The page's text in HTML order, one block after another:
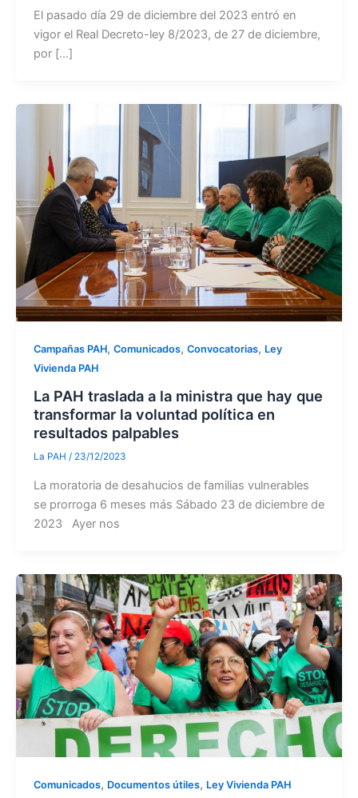
El pasado día 29 de diciembre del 2023 entró en
vigor el Real Decreto-ley 8/2023, de 27 de diciembre,
por […]
Campañas PAH, Comunicados, Convocatorias, Ley
Vivienda PAH
La PAH traslada a la ministra que hay que
transformar la voluntad política en
resultados palpables
La PAH / 23/12/2023
La moratoria de desahucios de familias vulnerables
se prorroga 6 meses más Sábado 23 de diciembre de
2023 Ayer nos
Comunicados, Documentos útiles, Ley Vivienda PAH